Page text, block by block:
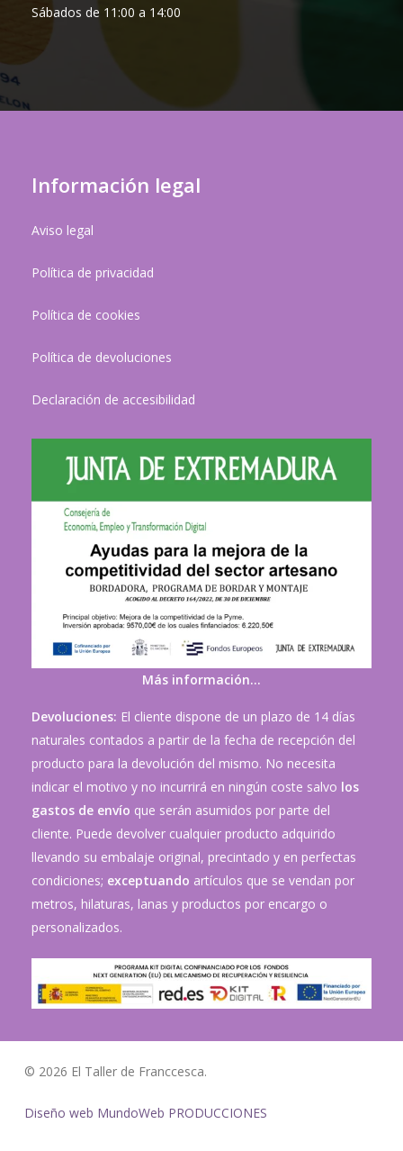
Sábados de 11:00 a 14:00
Información legal
Aviso legal
Política de privacidad
Política de cookies
Política de devoluciones
Declaración de accesibilidad
Más información…
Devoluciones: El cliente dispone de un plazo de 14 días
naturales contados a partir de la fecha de recepción del
producto para la devolución del mismo. No necesita
indicar el motivo y no incurrirá en ningún coste salvo los
gastos de envío que serán asumidos por parte del
cliente. Puede devolver cualquier producto adquirido
llevando su embalaje original, precintado y en perfectas
condiciones; exceptuando artículos que se vendan por
metros, hilaturas, lanas y productos por encargo o
personalizados.
© 2026 El Taller de Franccesca.
Diseño web MundoWeb PRODUCCIONES